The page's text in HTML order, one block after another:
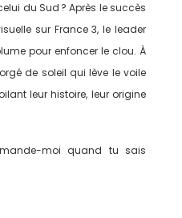
du Sud ? Après le succès
sur France 3, le leader
pour enfoncer le clou. À
de soleil qui lève le voile
leur histoire, leur origine
moi quand tu sais